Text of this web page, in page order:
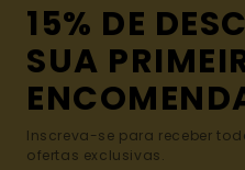
15% DE
SUA
Inscreva-se para receber
ofertas exclusivas.